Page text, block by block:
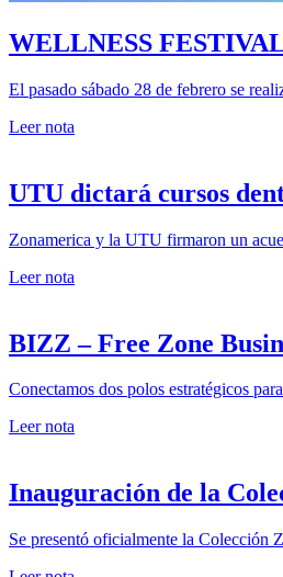
WELLNESS
El pasado sábado 28 de febrero se
Leer nota
UTU dictará cursos
Zonamerica y la UTU firmaron un
Leer nota
BIZZ – Free Zone
Conectamos dos polos estratégicos
Leer nota
Inauguración de la
Se presentó oficialmente la Colección